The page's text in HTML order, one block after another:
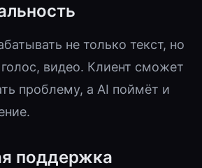
не только текст, но
видео. Клиент сможет
проблему, а AI поймёт и
поддержка